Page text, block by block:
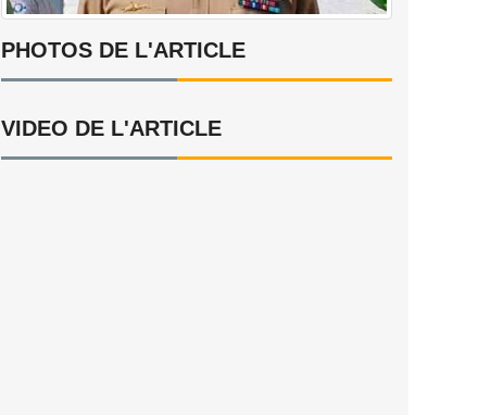
PHOTOS DE L'ARTICLE
VIDEO DE L'ARTICLE